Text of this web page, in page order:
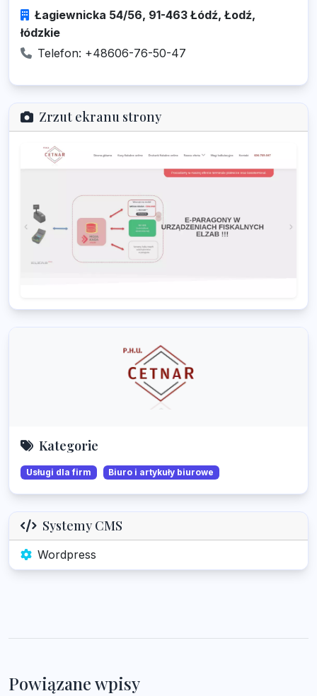
Łagiewnicka 54/56, 91-463 Łódź, Łodź,
łódzkie
Telefon: +48606-76-50-47
Zrzut ekranu strony
Kategorie
Usługi dla firm Biuro i artykuły biurowe
Systemy CMS
Wordpress
Powiązane wpisy